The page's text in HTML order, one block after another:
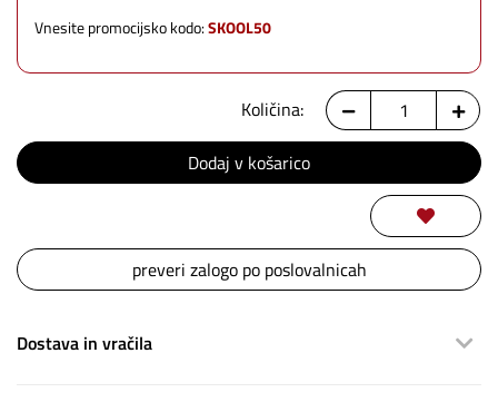
Vnesite promocijsko kodo:SKOOL50
Količina:
preveri zalogo po poslovalnicah
Dostava in vračila